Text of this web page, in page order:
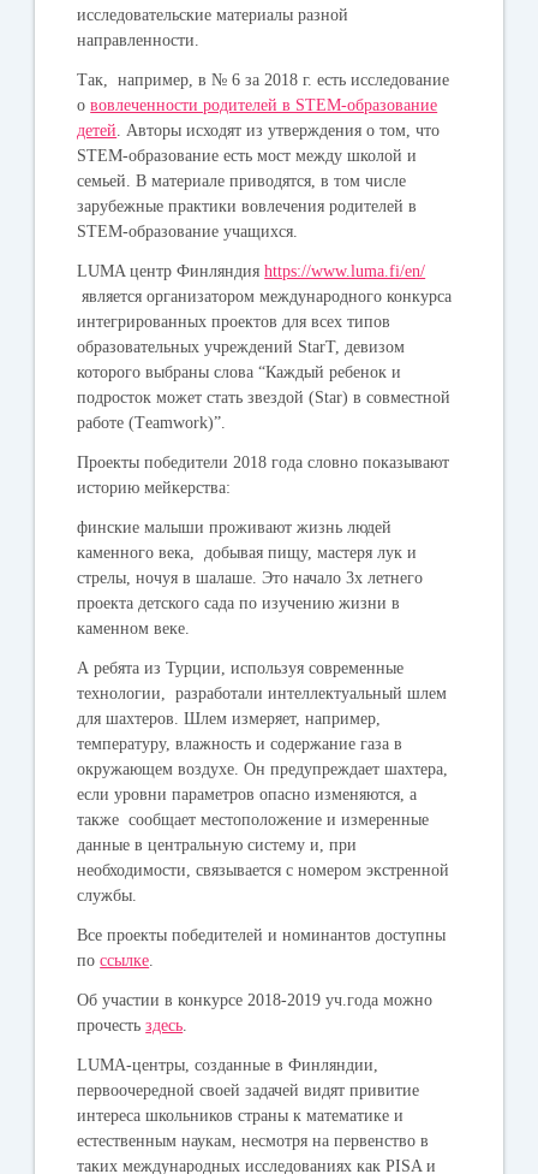
исследовательские материалы разной
направленности.
Так, например, в № 6 за 2018 г. есть исследование
ововлеченности родителей в STEM-образование
детей . Авторы исходят из утверждения о том, что
STEM-образование есть мост между школой и
семьей. В материале приводятся, в том числе
зарубежные практики вовлечения родителей в
STEM-образование учащихся.
LUMA центр Финляндияhttps://www.luma.fi/en/
является организатором международного конкурса
интегрированных проектов для всех типов
образовательных учреждений StarT, девизом
которого выбраны слова “Каждый ребенок и
подросток может стать звездой (Star) в совместной
работе (Тeamwork)”.
Проекты победители 2018 года словно показывают
историю мейкерства:
финские малыши проживают жизнь людей
каменного века, добывая пищу, мастеря лук и
стрелы, ночуя в шалаше. Это начало 3х летнего
проекта детского сада по изучению жизни в
каменном веке.
А ребята из Турции, используя современные
технологии, разработали интеллектуальный шлем
для шахтеров. Шлем измеряет, например,
температуру, влажность и содержание газа в
окружающем воздухе. Он предупреждает шахтера,
если уровни параметров опасно изменяются, а
также сообщает местоположение и измеренные
данные в центральную систему и, при
необходимости, связывается с номером экстренной
службы.
Все проекты победителей и номинантов доступны
поссылке
Об участии в конкурсе 2018-2019 уч.года можно
прочестьздесь
LUMA-центры, созданные в Финляндии,
первоочередной своей задачей видят привитие
интереса школьников страны к математике и
естественным наукам, несмотря на первенство в
таких международных исследованиях как PISA и